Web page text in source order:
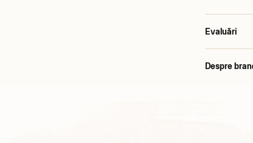
Evaluări
Despre